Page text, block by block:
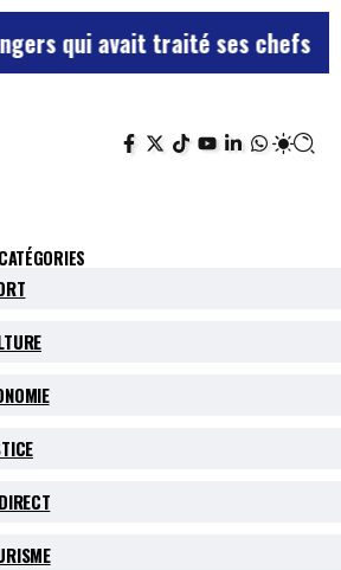
traité ses chefs de “chiens”Le